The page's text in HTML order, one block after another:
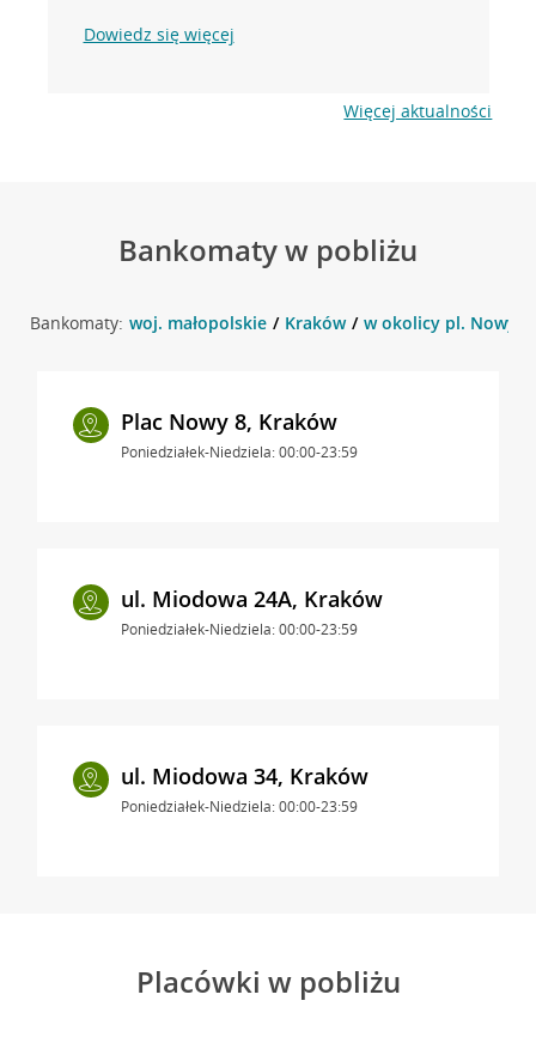
Dowiedz się więcej
Więcej aktualności
Bankomaty w pobliżu
Bankomaty: woj. małopolskie Kraków w okolicy pl. Nowy
Plac Nowy 8, Kraków
Poniedziałek-Niedziela: 00:00-23:59
ul. Miodowa 24A, Kraków
Poniedziałek-Niedziela: 00:00-23:59
ul. Miodowa 34, Kraków
Poniedziałek-Niedziela: 00:00-23:59
Placówki w pobliżu